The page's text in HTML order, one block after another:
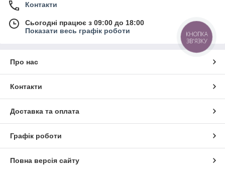
Контакти
Сьогодні працює з 09:00 до 18:00
Показати весь графік роботи
Про нас
Контакти
Доставка та оплата
Графік роботи
Повна версія сайту
КНОПКА
ЗВ'ЯЗКУ